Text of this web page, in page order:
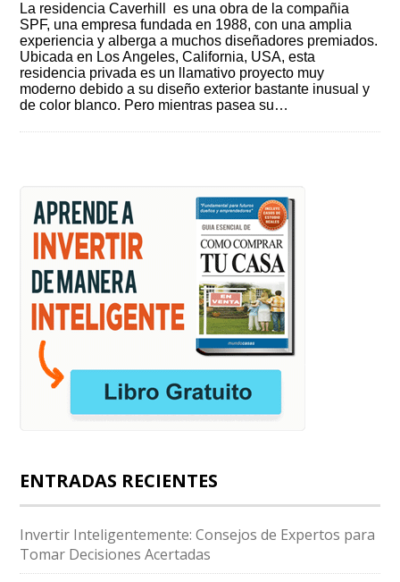
La residencia Caverhill es una obra de la compañia
SPF, una empresa fundada en 1988, con una amplia
experiencia y alberga a muchos diseñadores premiados.
Ubicada en Los Angeles, California, USA, esta
residencia privada es un llamativo proyecto muy
moderno debido a su diseño exterior bastante inusual y
de color blanco. Pero mientras pasea su…
ENTRADAS RECIENTES
Invertir Inteligentemente: Consejos de Expertos para
Tomar Decisiones Acertadas